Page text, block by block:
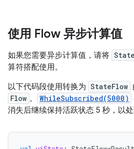
使用 Flow 异步计算值
如果您需要异步计算值，请将
算符搭配使用。
以下代码段使用转换为 StateFlow
Flow 。 WhileSubscribed(5000)
消失后继续保持活跃状态 5 秒，以处